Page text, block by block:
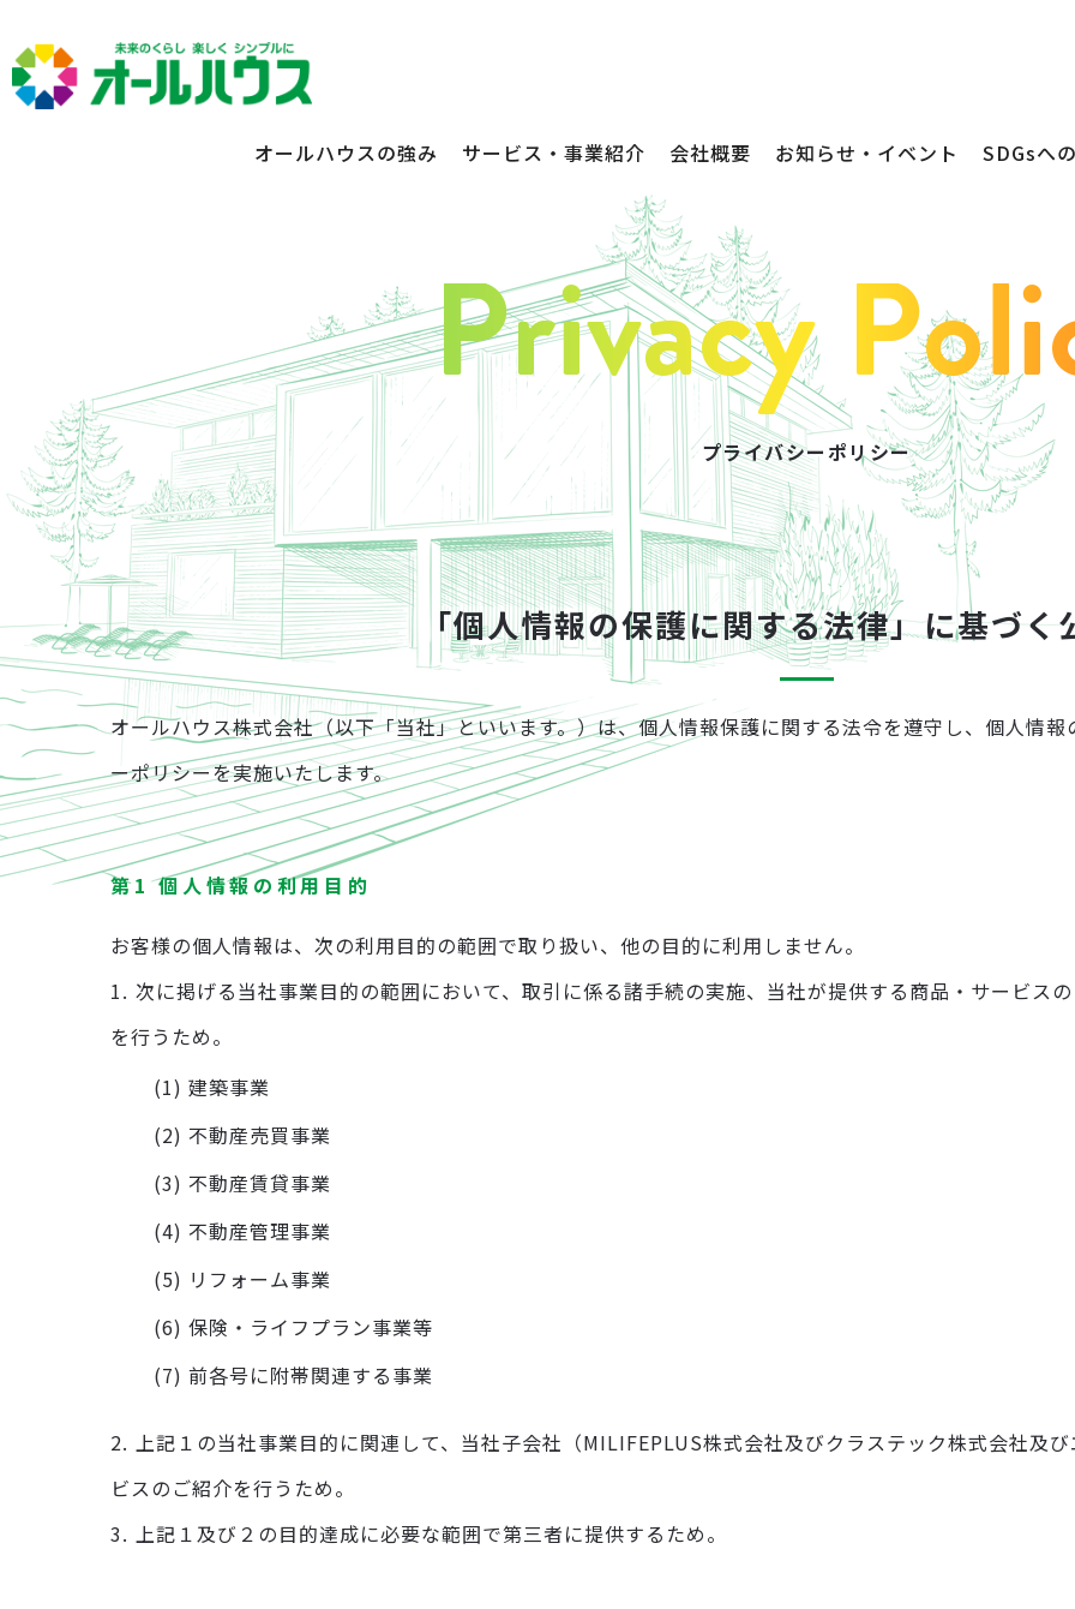
オールハウスの強み サービス・事業紹介
不動産賃貸 不動産売買
リフォーム 資産運用
会社概要 お知らせ・イベント SDGsへ
プライバシーポリシー
「個人情報の保護に関する法律」に基づく
オールハウス株式会社（以下「当社」といいます。）は、個人情報保護に関する法令を遵守し、個人情
ーポリシーを実施いたします。
第1 個人情報の利用目的
お客様の個人情報は、次の利用目的の範囲で取り扱い、他の目的に利用しません。
1. 次に掲げる当社事業目的の範囲において、取引に係る諸手続の実施、当社が提供する商品・サービス
を行うため。
(1) 建築事業
(2) 不動産売買事業
(3) 不動産賃貸事業
(4) 不動産管理事業
(5) リフォーム事業
(6) 保険・ライフプラン事業等
(7) 前各号に附帯関連する事業
2. 上記１の当社事業目的に関連して、当社子会社（MILIFEPLUS株式会社及びクラステック株式会社及
ビスのご紹介を行うため。
3. 上記１及び２の目的達成に必要な範囲で第三者に提供するため。